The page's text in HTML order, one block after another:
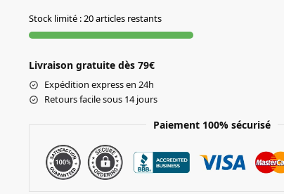
Stock limité : 20 articles restants
Livraison gratuite dès 79€
Expédition express en 24h
Retours facile sous 14 jours
Paiement 100% sécurisé